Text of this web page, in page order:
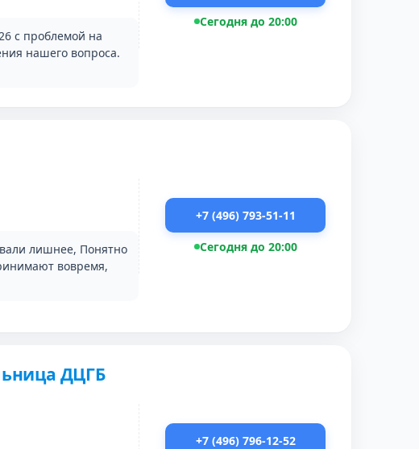
с проблемой на
нашего вопроса.
Сегодня до 20:00
лишнее, Понятно
вовремя,
+7 (496) 793-51-11
Сегодня до 20:00
ДЦГБ
+7 (496) 796-12-52